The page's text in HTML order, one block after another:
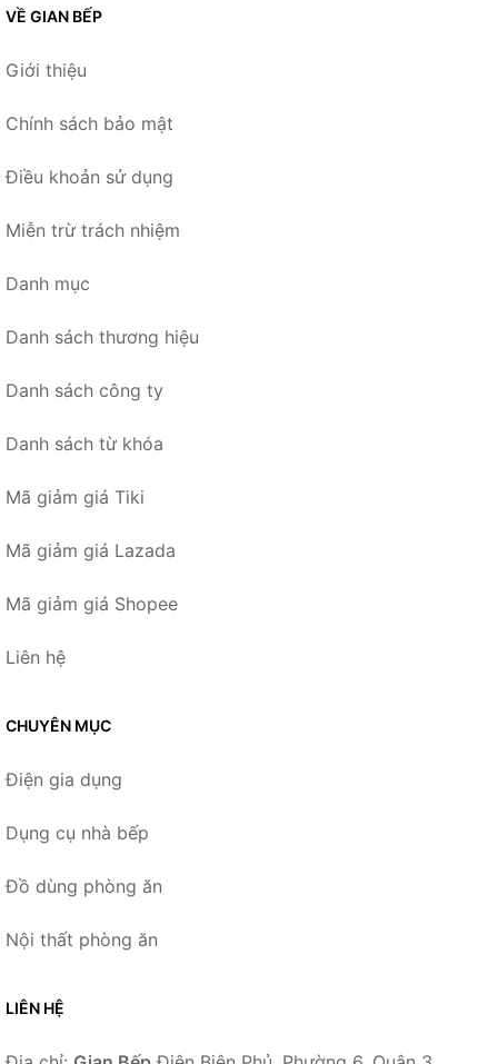
VỀ GIAN BẾP
Giới thiệu
Chính sách bảo mật
Điều khoản sử dụng
Miễn trừ trách nhiệm
Danh mục
Danh sách thương hiệu
Danh sách công ty
Danh sách từ khóa
Mã giảm giá Tiki
Mã giảm giá Lazada
Mã giảm giá Shopee
Liên hệ
CHUYÊN MỤC
Điện gia dụng
Dụng cụ nhà bếp
Đồ dùng phòng ăn
Nội thất phòng ăn
LIÊN HỆ